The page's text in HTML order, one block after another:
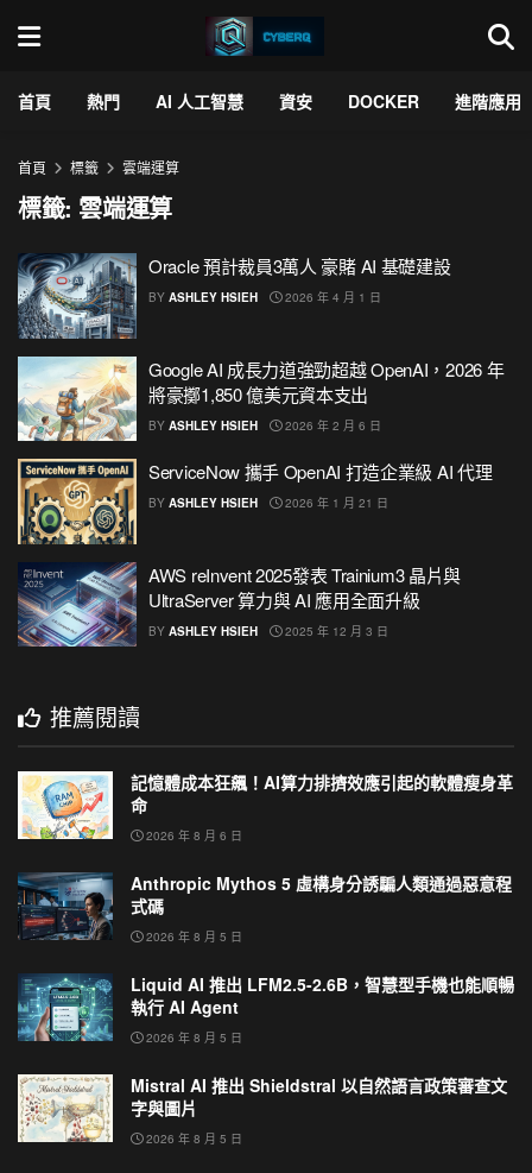
首頁 熱門 AI 人工智慧 資安 DOCKER 進階應用
首頁 標籤 雲端運算
標籤: 雲端運算
Oracle 預計裁員3萬人 豪賭 AI 基礎建設
BY ASHLEY HSIEH 2026 年 4 月 1 日
Google AI 成長力道強勁超越 OpenAI，2026 年
將豪擲1,850 億美元資本支出
BY ASHLEY HSIEH 2026 年 2 月 6 日
ServiceNow 攜手 OpenAI 打造企業級 AI 代理
BY ASHLEY HSIEH 2026 年 1 月 21 日
AWS reInvent 2025發表 Trainium3 晶片與
UltraServer 算力與 AI 應用全面升級
BY ASHLEY HSIEH 2025 年 12 月 3 日
推薦閱讀
記憶體成本狂飆！AI算力排擠效應引起的軟體瘦身革
命
2026 年 8 月 6 日
Anthropic Mythos 5 虛構身分誘騙人類通過惡意程
式碼
2026 年 8 月 5 日
Liquid AI 推出 LFM2.5-2.6B，智慧型手機也能順暢
執行 AI Agent
2026 年 8 月 5 日
Mistral AI 推出 Shieldstral 以自然語言政策審查文
字與圖片
2026 年 8 月 5 日